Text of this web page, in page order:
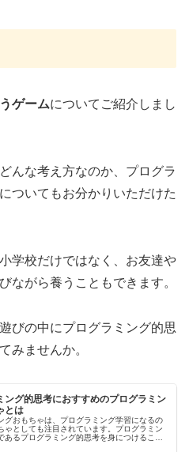
ゲームについてご紹介しまし
んな考え方なのか、プログラ
ついてもお分かりいただけた
学校だけではなく、お友達や
ながら養うこともできます。
びの中にプログラミング的思
みませんか。
ング的思考におすすめのプログラミン
とは
グおもちゃは、プログラミング学習になるの
ゃとしても注目されています。プログラミン
あるプログラミング的思考を身につけること